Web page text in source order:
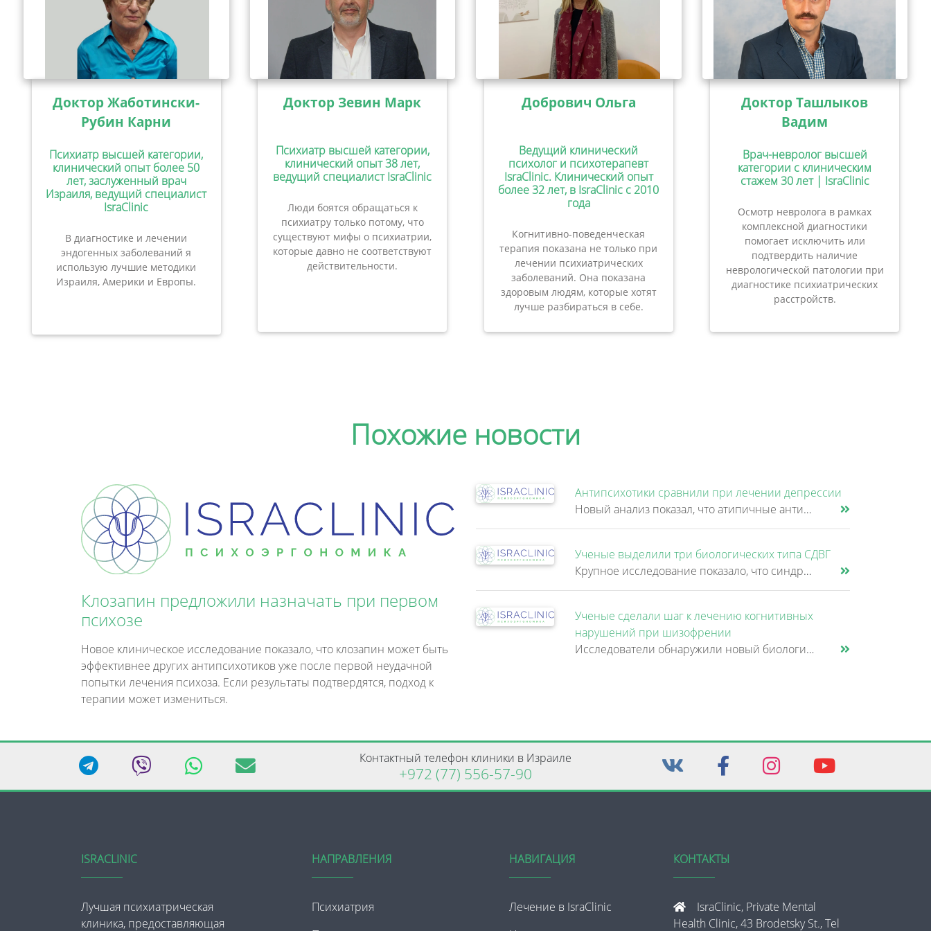
Доктор Жаботински-
Рубин Карни
Психиатр высшей категории,
клинический опыт более 50
лет, заслуженный врач
Израиля, ведущий специалист
IsraClinic
В диагностике и лечении
эндогенных заболеваний я
использую лучшие методики
Израиля, Америки и Европы.
Доктор Зевин Марк
Психиатр высшей категории,
клинический опыт 38 лет,
ведущий специалист IsraClinic
Люди боятся обращаться к
психиатру только потому, что
существуют мифы о психиатрии,
которые давно не соответствуют
действительности.
Добрович Ольга
Ведущий клинический
психолог и психотерапевт
IsraClinic. Клинический опыт
более 32 лет, в IsraClinic с 2010
года
Когнитивно-поведенческая
терапия показана не только при
лечении психиатрических
заболеваний. Она показана
здоровым людям, которые хотят
лучше разбираться в себе.
Доктор Ташлыков
Вадим
Врач-невролог высшей
категории с клиническим
стажем 30 лет | IsraClinic
Осмотр невролога в рамках
комплексной диагностики
помогает исключить или
подтвердить наличие
неврологической патологии при
диагностике психиатрических
расстройств.
Похожие новости
Клозапин предложили назначать при первом
психозе
Новое клиническое исследование показало, что клозапин может быть
эффективнее других антипсихотиков уже после первой неудачной
попытки лечения психоза. Если результаты подтвердятся, подход к
терапии может измениться.
Антипсихотики сравнили при лечении депрессии
Новый анализ показал, что атипичные антипсихотики, которые иногда добавляют к антидепрессантам при большом депрессивном......
Ученые выделили три биологических типа СДВГ
Крупное исследование показало, что синдром дефицита внимания и гиперактивности (СДВГ) может включать не два, а три биоло......
Ученые сделали шаг к лечению когнитивных
нарушений при шизофрении
Исследователи обнаружили новый биологический механизм, который может быть связан с нарушением памяти и внимания при шизо......
Контактный телефон клиники в Израиле
+972 (77) 556-57-90
ISRACLINIC
Лучшая психиатрическая
клиника, предоставляющая
НАПРАВЛЕНИЯ
Психиатрия
НАВИГАЦИЯ
Лечение в IsraClinic
КОНТАКТЫ
IsraClinic, Private Mental
Health Clinic, 43 Brodetsky St., Tel